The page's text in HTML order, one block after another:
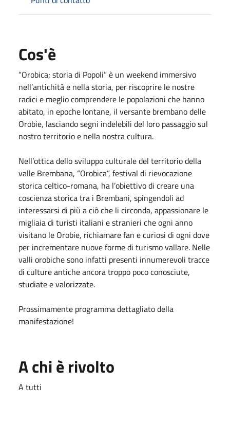
Cos'è
“Orobica; storia di Popoli” è un weekend immersivo
nell’antichità e nella storia, per riscoprire le nostre
radici e meglio comprendere le popolazioni che hanno
abitato, in epoche lontane, il versante brembano delle
Orobie, lasciando segni indelebili del loro passaggio sul
nostro territorio e nella nostra cultura.
Nell’ottica dello sviluppo culturale del territorio della
valle Brembana, “Orobica”, festival di rievocazione
storica celtico-romana, ha l’obiettivo di creare una
coscienza storica tra i Brembani, spingendoli ad
interessarsi di più a ciò che li circonda, appassionare le
migliaia di turisti italiani e stranieri che ogni anno
visitano le Orobie, richiamare fan e curiosi di ogni dove
per incrementare nuove forme di turismo vallare. Nelle
valli orobiche sono infatti presenti innumerevoli tracce
di culture antiche ancora troppo poco conosciute,
studiate e valorizzate.
Prossimamente programma dettagliato della
manifestazione!
A chi è rivolto
A tutti